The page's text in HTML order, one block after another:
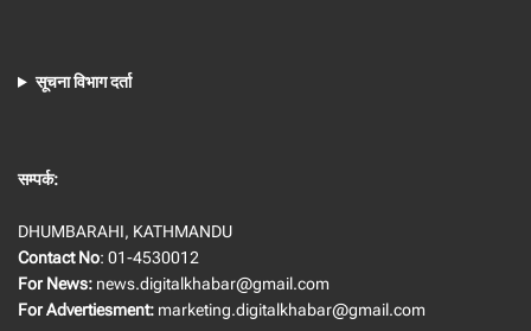
सूचना विभाग दर्ता
सम्पर्क:
DHUMBARAHI, KATHMANDU
Contact No: 01-4530012
For News: news.digitalkhabar@gmail.com
For Advertiesment: marketing.digitalkhabar@gmail.com